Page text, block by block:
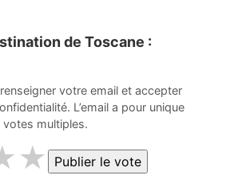
de Toscane :
votre email et accepter
L’email a pour unique
votes multiples.
★